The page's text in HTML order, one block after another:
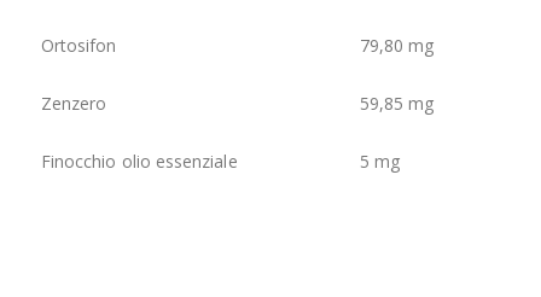
Ortosifon 79,80 mg
Zenzero 59,85 mg
Finocchio olio essenziale 5 mg